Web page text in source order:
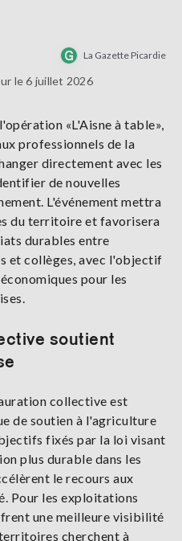
La Gazette Picardie
le 6 juillet 2026
«L'Aisne à table»,
professionnels de la
directement avec les
de nouvelles
L'événement mettra
du territoire et favorisera
durables entre
et collèges, avec l'objectif
pour les
soutient
collective est
de soutien à l'agriculture
fixés par la loi visant
plus durable dans les
le recours aux
Pour les exploitations
une meilleure visibilité
cherchent à